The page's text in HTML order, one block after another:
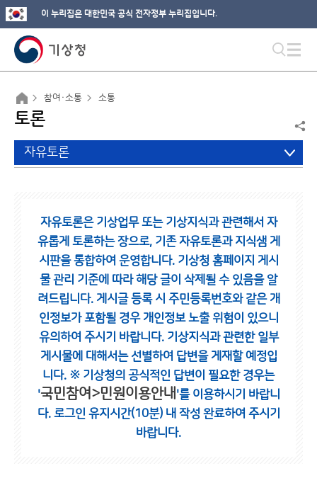
이 누리집은 대한민국 공식 전자정부 누리집입니다.
참여·소통 소통
토론
자유토론
자유토론은 기상업무 또는 기상지식과 관련해서 자
유롭게 토론하는 장으로, 기존 자유토론과 지식샘 게
시판을 통합하여 운영합니다. 기상청 홈페이지 게시
물 관리 기준에 따라 해당 글이 삭제될 수 있음을 알
려드립니다. 게시글 등록 시 주민등록번호와 같은 개
인정보가 포함될 경우 개인정보 노출 위험이 있으니
유의하여 주시기 바랍니다. 기상지식과 관련한 일부
게시물에 대해서는 선별하여 답변을 게재할 예정입
니다. ※ 기상청의 공식적인 답변이 필요한 경우는
'국민참여>민원이용안내 '를 이용하시기 바랍니
다. 로그인 유지시간(10분) 내 작성 완료하여 주시기
바랍니다.